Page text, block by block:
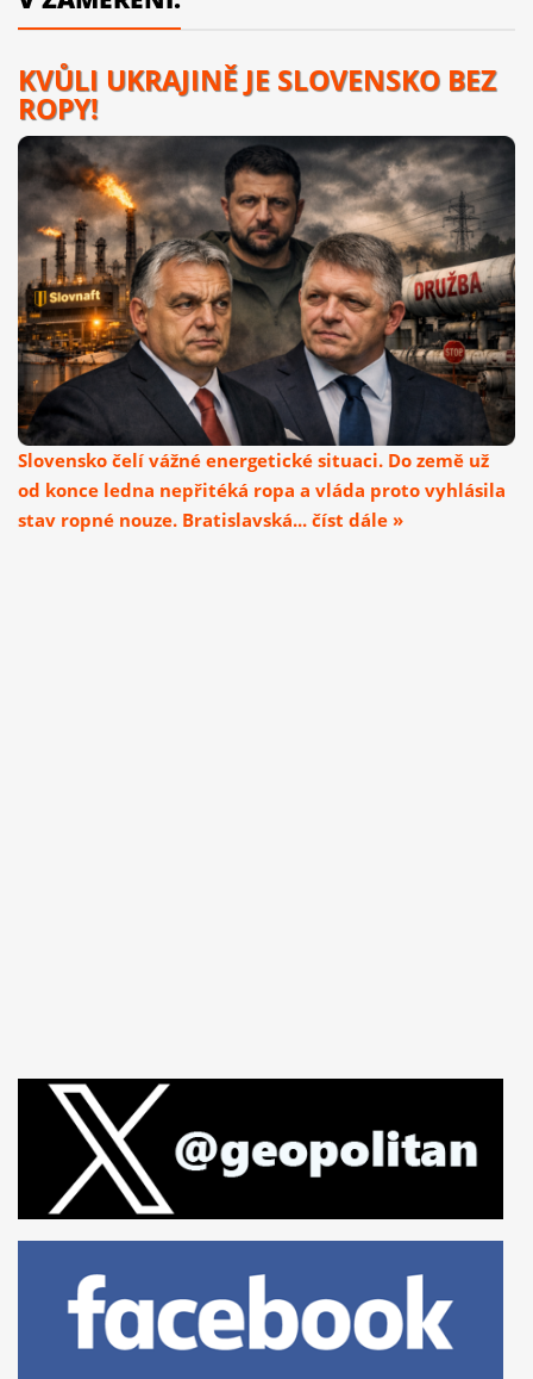
KVŮLI UKRAJINĚ JE SLOVENSKO BEZ
ROPY!
Slovensko čelí vážné energetické situaci. Do země už
od konce ledna nepřitéká ropa a vláda proto vyhlásila
stav ropné nouze. Bratislavská... číst dále »